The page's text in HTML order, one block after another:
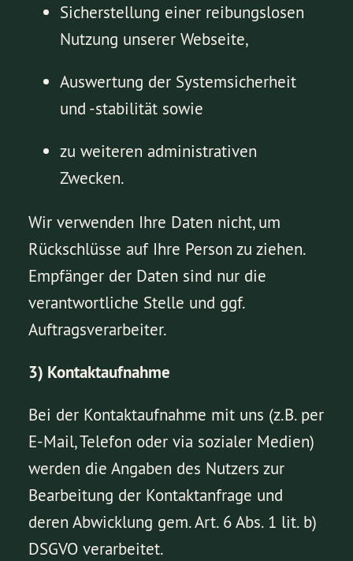
Sicherstellung einer reibungslosen
Nutzung unserer Webseite,
Auswertung der Systemsicherheit
und -stabilität sowie
zu weiteren administrativen
Zwecken.
Wir verwenden Ihre Daten nicht, um
Rückschlüsse auf Ihre Person zu ziehen.
Empfänger der Daten sind nur die
verantwortliche Stelle und ggf.
Auftragsverarbeiter.
3) Kontaktaufnahme
Bei der Kontaktaufnahme mit uns (z.B. per
E-Mail, Telefon oder via sozialer Medien)
werden die Angaben des Nutzers zur
Bearbeitung der Kontaktanfrage und
deren Abwicklung gem. Art. 6 Abs. 1 lit. b)
DSGVO verarbeitet.